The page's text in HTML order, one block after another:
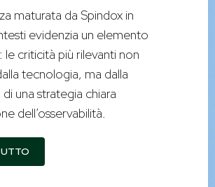
maturata da Spindox in
evidenzia un elemento
criticità più rilevanti non
tecnologia, ma dalla
una strategia chiara
dell’osservabilità.